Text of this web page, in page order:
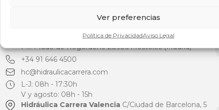
Ver preferencias
Política de PrivacidadAviso Legal
Hidráulica Carrera MóstolesC/Torres Quevedo, 29
P.I. Prado de Regordoño 28936 Móstoles (Madrid)
+34 91 646 4500
hc@hidraulicacarrera.com
L-J: 08h - 17:30h
V y agosto: 08h - 15h
Hidráulica Carrera ValenciaC/Ciudad de Barcelona, 5